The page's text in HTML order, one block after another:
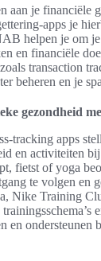
aan je financiële
apps je
helpen je om
en financiële
transaction
beheren en je
gezondheid
tracking apps
en activiteiten
fietst of yoga
te volgen en
Nike Training
en ondersteunen